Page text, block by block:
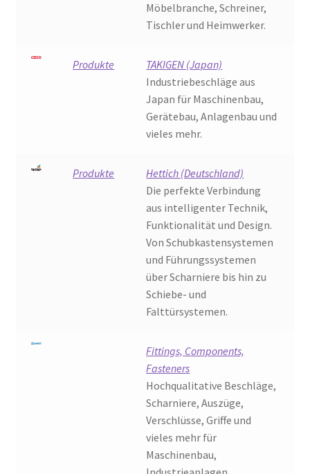
Möbelbranche, Schreiner,
Tischler und Heimwerker.
Produkte
TAKIGEN (Japan)
Industriebeschläge aus
Japan für Maschinenbau,
Gerätebau, Anlagenbau und
vieles mehr.
Produkte
Hettich (Deutschland)
Die perfekte Verbindung
aus intelligenter Technik,
Funktionalität und Design.
Von Schubkastensystemen
und Führungssystemen
über Scharniere bis hin zu
Schiebe- und
Falttürsystemen.
Fittings, Components,
Fasteners
Hochqualitative Beschläge,
Scharniere, Auszüge,
Verschlüsse, Griffe und
vieles mehr für
Maschinenbau,